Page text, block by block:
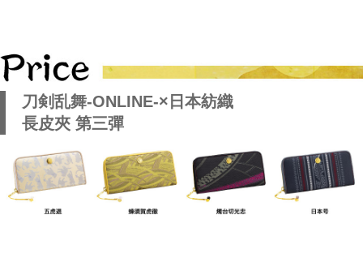
刀剣乱舞-ONLINE-×日本紡織
長皮夾 第三彈